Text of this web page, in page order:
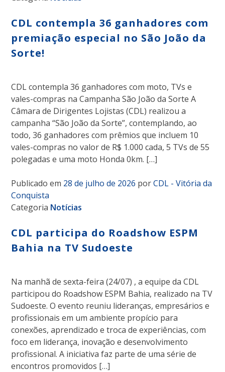
CDL contempla 36 ganhadores com
premiação especial no São João da
Sorte!
CDL contempla 36 ganhadores com moto, TVs e
vales-compras na Campanha São João da Sorte A
Câmara de Dirigentes Lojistas (CDL) realizou a
campanha “São João da Sorte”, contemplando, ao
todo, 36 ganhadores com prêmios que incluem 10
vales-compras no valor de R$ 1.000 cada, 5 TVs de 55
polegadas e uma moto Honda 0km. […]
Publicado em 28 de julho de 2026 porCDL - Vitória da
Conquista
Categoria Notícias
CDL participa do Roadshow ESPM
Bahia na TV Sudoeste
Na manhã de sexta-feira (24/07) , a equipe da CDL
participou do Roadshow ESPM Bahia, realizado na TV
Sudoeste. O evento reuniu lideranças, empresários e
profissionais em um ambiente propício para
conexões, aprendizado e troca de experiências, com
foco em liderança, inovação e desenvolvimento
profissional. A iniciativa faz parte de uma série de
encontros promovidos […]